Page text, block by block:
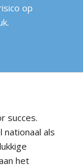
op
succes.
als
het